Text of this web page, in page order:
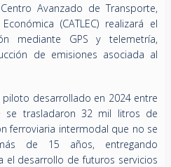
Avanzado de Transporte,
(CATLEC) realizará el
mediante GPS y telemetría,
de emisiones asociada al
desarrollado en 2024 entre
se trasladaron 32 mil litros de
ferroviaria intermodal que no se
de 15 años, entregando
el desarrollo de futuros servicios